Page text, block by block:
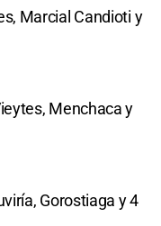
Marcial Candioti y
Menchaca y
Gorostiaga y 4